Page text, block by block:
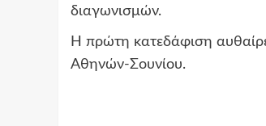
διαγωνισμών.
Η πρώτη κατεδάφιση
Αθηνών-Σουνίου.